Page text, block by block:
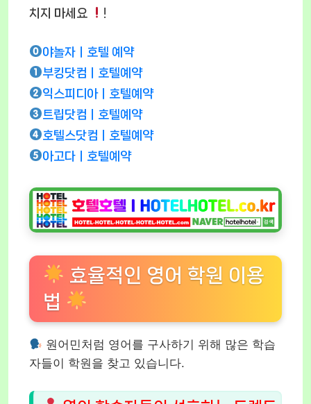
치지 마세요
!
야놀자ㅣ호텔 예약
부킹닷컴ㅣ호텔예약
익스피디아ㅣ호텔예약
트립닷컴ㅣ호텔예약
호텔스닷컴ㅣ호텔예약
아고다ㅣ호텔예약
효율적인 영어 학원 이용
법
원어민처럼 영어를 구사하기 위해 많은 학습
자들이 학원을 찾고 있습니다.